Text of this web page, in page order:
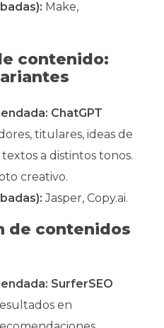
Make,
contenido:
ChatGPT
titulares, ideas de
a distintos tonos.
creativo.
Jasper, Copy.ai.
de contenidos
SurferSEO
en